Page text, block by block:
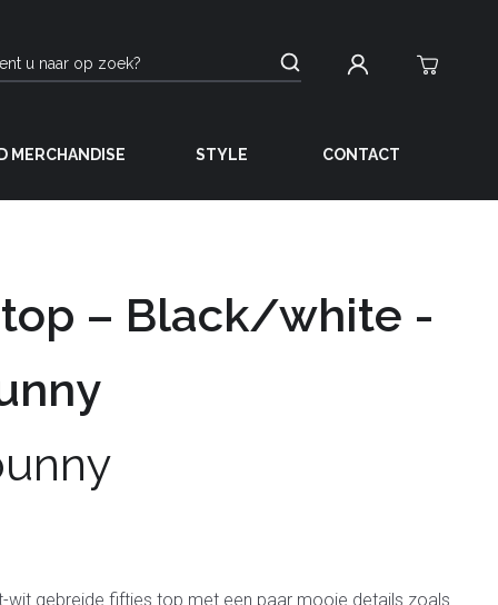
MERCHANDISE STYLE CONTACT
– Black/white -
wit gebreide fifties top met een paar mooie details zoals